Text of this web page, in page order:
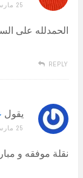
25 مارس 2009 الساعة 12:48 ص
الحمدلله على
REPLY
يقول
25 مارس 2009 الساعة 8:26 ص
نقلة موفقه و